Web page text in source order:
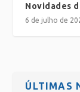
Novidades
6 de julho de
ÚLTIMAS